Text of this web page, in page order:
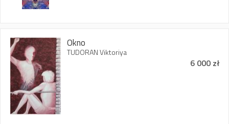
Okno
TUDORAN Viktoriya
6 000 zł